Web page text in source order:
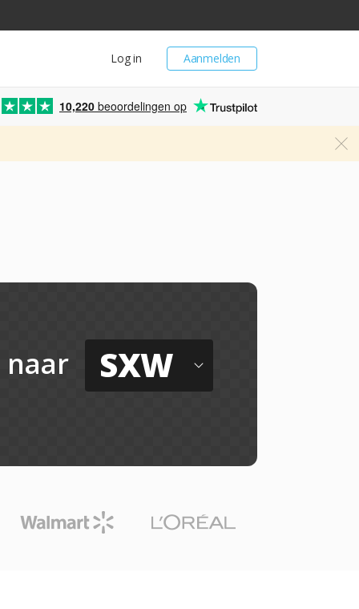
Aanmelden
Log in
10,220 beoordelingen op
naar SXW